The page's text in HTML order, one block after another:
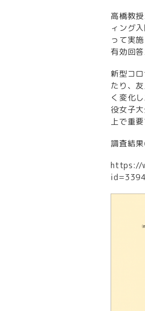
高橋教
ィング
って実
有効回答
新型コ
たり、
く変化
役女子
上で重要
調査結
https://